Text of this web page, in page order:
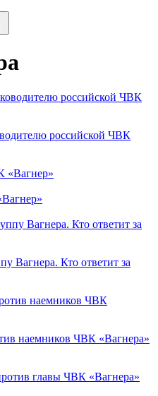
российской ЧВК
Вагнера. Кто ответит за
наемников ЧВК «Вагнера»
главы ЧВК «Вагнера»